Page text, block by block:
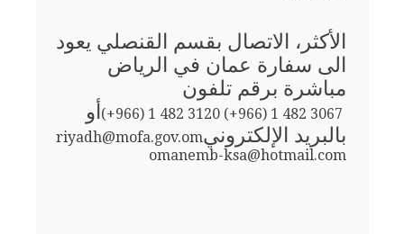
الأكثر، الاتصال بقسم القنصلي يعود
الى سفارة عمان في الرياض
مباشرة برقم تلفون
(+966) 1 482 3120 (+966) 1 482 3067أو
بالبريد الإلكترونيriyadh@mofa.gov.om
omanemb-ksa@hotmail.com